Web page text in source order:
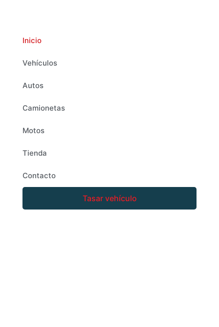
Inicio
Vehículos
Autos
Camionetas
Motos
Tienda
Contacto
Tasar vehículo